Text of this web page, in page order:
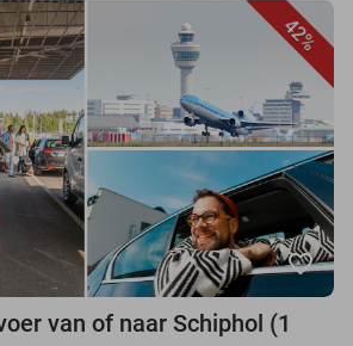
42%
favorite_border
van of naar Schiphol (1